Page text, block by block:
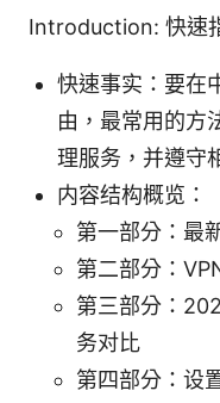
Introduction: 快速
快速事实：要在
由，最常用的方
理服务，并遵守
内容结构概览：
第一部分：最
第二部分：
第三部分：
务对比
第四部分：设